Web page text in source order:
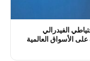
الفيدرالي
على الأسواق العالمية